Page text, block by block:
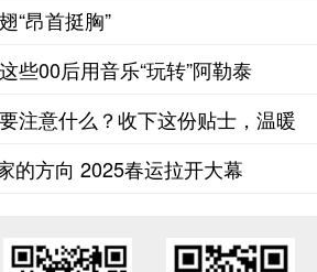
“昂首挺胸”
些00后用音乐“玩转”阿勒泰
注意什么？收下这份贴士，温暖
的方向 2025春运拉开大幕